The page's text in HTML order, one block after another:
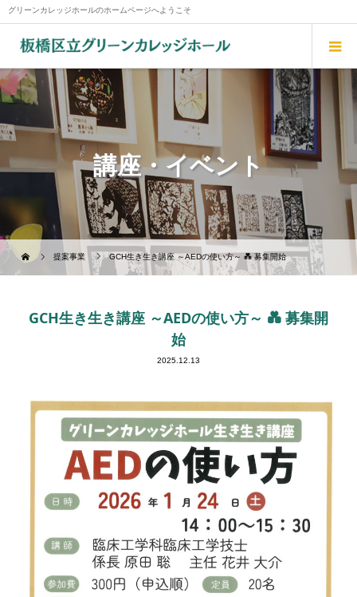
グリーンカレッジホールのホームページへようこそ
講座・イベント
提案事業 GCH生き生き講座 ～AEDの使い方～ 💑 募集開始
GCH生き生き講座 ～AEDの使い方～ 💑 募集開
始
2025.12.13